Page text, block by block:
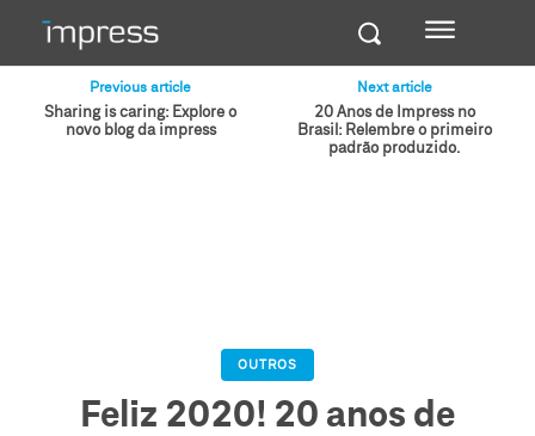
Previous article
Sharing is caring: Explore o
novo blog da impress
Next article
20 Anos de Impress no
Brasil: Relembre o primeiro
padrão produzido.
OUTROS
Feliz 2020! 20 anos de